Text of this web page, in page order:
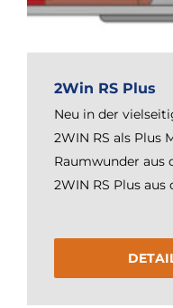
2Win RS Plus
Neu in der
2WIN RS als Plus
Raumwunder aus
2WIN RS Plus aus